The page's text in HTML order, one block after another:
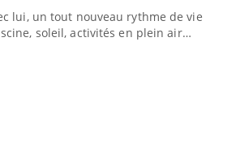
lui, un tout nouveau rythme de vie !
soleil, activités en plein air…